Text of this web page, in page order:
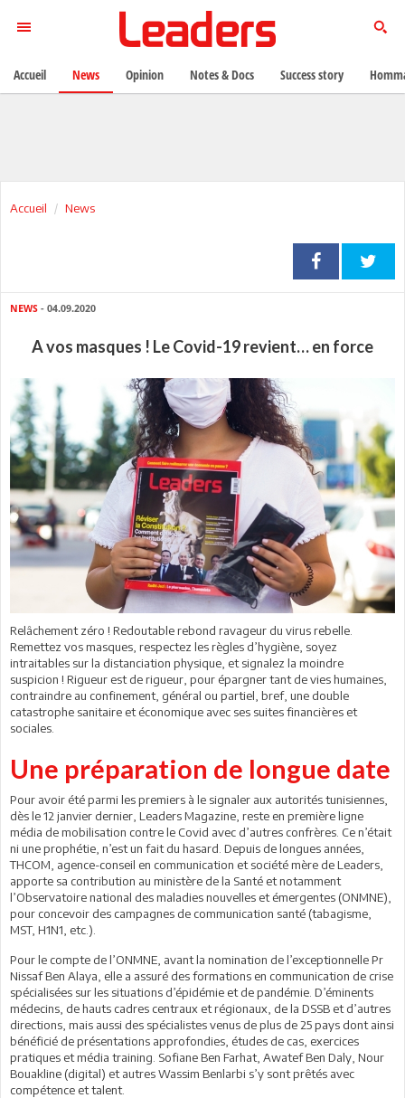
Accueil News
NEWS - 04.09.2020
A vos masques ! Le Covid-19 revient… en force
Relâchement zéro ! Redoutable rebond ravageur du virus rebelle.
Remettez vos masques, respectez les règles d’hygiène, soyez
intraitables sur la distanciation physique, et signalez la moindre
suspicion ! Rigueur est de rigueur, pour épargner tant de vies humaines,
contraindre au confinement, général ou partiel, bref, une double
catastrophe sanitaire et économique avec ses suites financières et
sociales.
Une préparation de longue date
Pour avoir été parmi les premiers à le signaler aux autorités tunisiennes,
dès le 12 janvier dernier, Leaders Magazine, reste en première ligne
média de mobilisation contre le Covid avec d’autres confrères. Ce n’était
ni une prophétie, n’est un fait du hasard. Depuis de longues années,
THCOM, agence-conseil en communication et société mère de Leaders,
apporte sa contribution au ministère de la Santé et notamment
l’Observatoire national des maladies nouvelles et émergentes (ONMNE),
pour concevoir des campagnes de communication santé (tabagisme,
MST, H1N1, etc.).
Pour le compte de l’ONMNE, avant la nomination de l’exceptionnelle Pr
Nissaf Ben Alaya, elle a assuré des formations en communication de crise
spécialisées sur les situations d’épidémie et de pandémie. D’éminents
médecins, de hauts cadres centraux et régionaux, de la DSSB et d’autres
directions, mais aussi des spécialistes venus de plus de 25 pays dont ainsi
bénéficié de présentations approfondies, études de cas, exercices
pratiques et média training. Sofiane Ben Farhat, Awatef Ben Daly, Nour
Bouakline (digital) et autres Wassim Benlarbi s’y sont prêtés avec
compétence et talent.
Accueil News Opinion Notes & Docs Success story